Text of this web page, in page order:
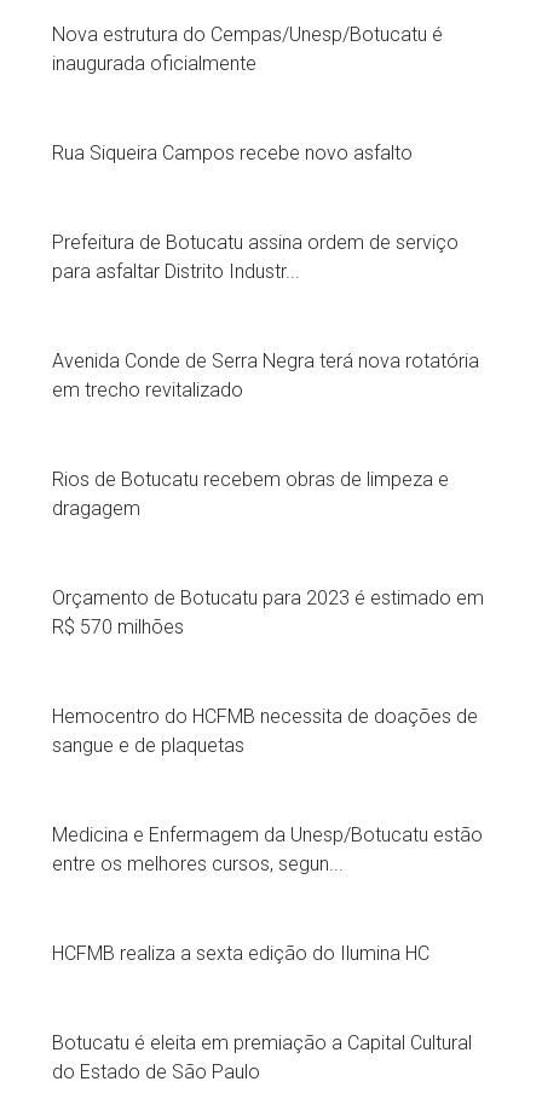
Nova estrutura do Cempas/Unesp/Botucatu é
inaugurada oficialmente
Rua Siqueira Campos recebe novo asfalto
Prefeitura de Botucatu assina ordem de serviço
para asfaltar Distrito Industr...
Avenida Conde de Serra Negra terá nova rotatória
em trecho revitalizado
Rios de Botucatu recebem obras de limpeza e
dragagem
Orçamento de Botucatu para 2023 é estimado em
R$ 570 milhões
Hemocentro do HCFMB necessita de doações de
sangue e de plaquetas
Medicina e Enfermagem da Unesp/Botucatu estão
entre os melhores cursos, segun...
HCFMB realiza a sexta edição do Ilumina HC
Botucatu é eleita em premiação a Capital Cultural
do Estado de São Paulo